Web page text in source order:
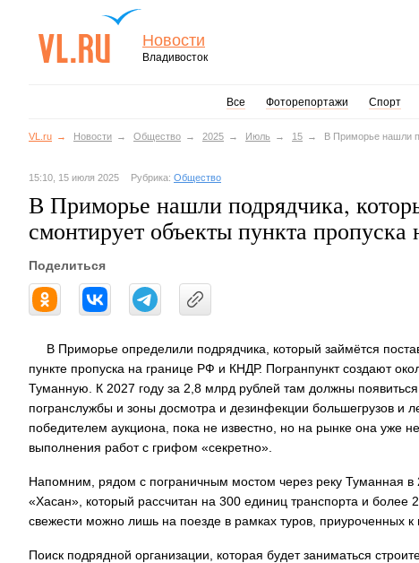
Новости
Владивосток
Все Фоторепортажи Спорт
VL.ru Новости Общество 2025 Июль 15 В Приморье нашли
15:10, 15 июля 2025 Рубрика: Общество
В Приморье нашли подрядчика,
смонтирует объекты пункта
Поделиться
В Приморье определили подрядчика, который займётся
пункте пропуска на границе РФ и КНДР. Погранпункт создают
Туманную. К 2027 году за 2,8 млрд рублей там должны
погранслужбы и зоны досмотра и дезинфекции большегрузов и
победителем аукциона, пока не известно, но на рынке она уже
выполнения работ с грифом «секретно».
Напомним, рядом с пограничным мостом через реку Туманная в
«Хасан», который рассчитан на 300 единиц транспорта и более
свежести можно лишь на поезде в рамках туров, приуроченных к
Поиск подрядной организации, которая будет заниматься